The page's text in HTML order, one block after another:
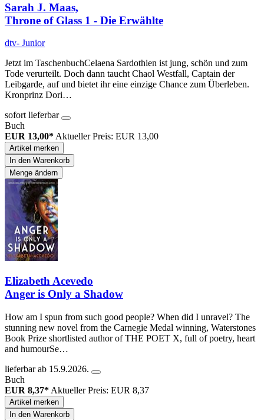
Sarah J. Maas,
Throne of Glass 1 - Die Erwählte
dtv- Junior
Jetzt im TaschenbuchCelaena Sardothien ist jung, schön und zum
Tode verurteilt. Doch dann taucht Chaol Westfall, Captain der
Leibgarde, auf und bietet ihr eine einzige Chance zum Überleben.
Kronprinz Dori…
sofort lieferbar
Buch
EUR 13,00* Aktueller Preis: EUR 13,00
Artikel merken
In den Warenkorb
Menge ändern
Elizabeth Acevedo
Anger is Only a Shadow
How am I spun from such good people? When did I unravel? The
stunning new novel from the Carnegie Medal winning, Waterstones
Book Prize shortlisted author of THE POET X, full of poetry, heart
and humourSe…
lieferbar ab 15.9.2026.
Buch
EUR 8,37* Aktueller Preis: EUR 8,37
Artikel merken
In den Warenkorb